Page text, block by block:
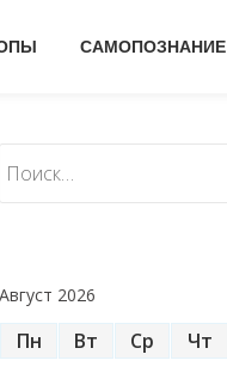
САМОПОЗНАНИЕ
Август 2026
Пн Вт Ср Чт